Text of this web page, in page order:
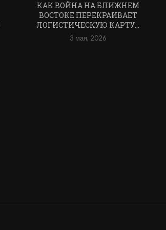
КАК ВОЙНА НА БЛИЖНЕМ
ВОСТОКЕ ПЕРЕКРАИВАЕТ
ЛОГИСТИЧЕСКУЮ КАРТУ...
3 мая, 2026